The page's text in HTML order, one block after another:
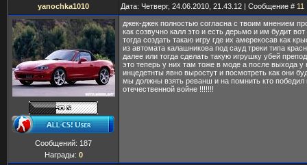
yanochka1010 Дата: Четверг, 24.06.2010, 21.43.12 | Сообщение # 11
Сообщений: 187
Награды: 0
джек-джек полностью согласна с твоим мнением
как созвучно калл это и есть дерьмо и им будит
тогда создать такаю игру где их амерекосав как
из автомата калашникова под сауд треки типа
далее или тогда сделать такую игрушку убей
это теперь у них там тоже в моде а после выхода у
инцедетнты явно выростут и посмотреть как они
мы должны взять реванш и на помнить кто победил
отечественной войне !!!!!!!